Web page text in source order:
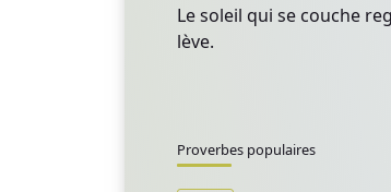
Le soleil qui se couche
lève.
Proverbes populaires